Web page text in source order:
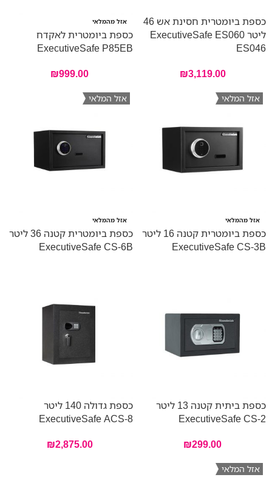
כספת ביומטרית חסינת אש 46
ליטר ExecutiveSafe ES060
ES046
₪3,119.00
אזל מהמלאי
כספת ביומטרית לאקדח
ExecutiveSafe P85EB
₪999.00
אזל המלאי
אזל מהמלאי
כספת ביומטרית קטנה 16 ליטר
ExecutiveSafe CS-3B
אזל המלאי
אזל מהמלאי
כספת ביומטרית קטנה 36 ליטר
ExecutiveSafe CS-6B
כספת ביתית קטנה 13 ליטר
ExecutiveSafe CS-2
₪299.00
כספת גדולה 140 ליטר
ExecutiveSafe ACS-8
₪2,875.00
אזל המלאי